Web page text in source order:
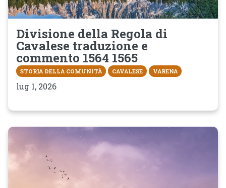
Divisione della Regola di
Cavalese traduzione e
commento 1564 1565
STORIA DELLA COMUNITÀ CAVALESE VARENA
lug 1, 2026